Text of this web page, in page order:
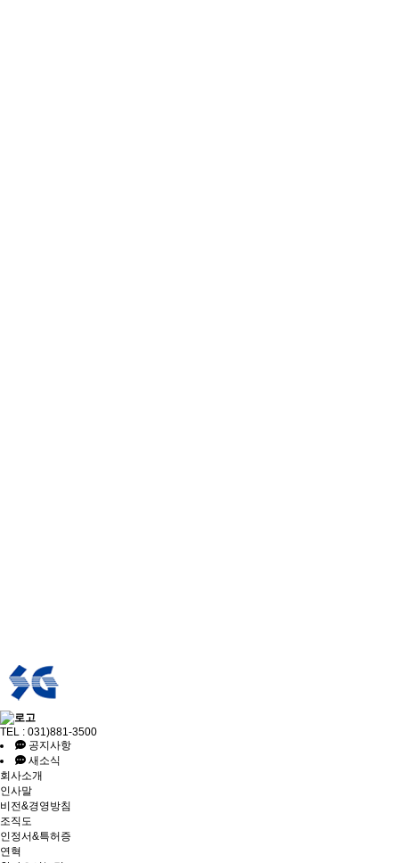
TEL : 031)881-3500
공지사항
새소식
회사소개
인사말
비전&경영방침
조직도
인정서&특허증
연혁